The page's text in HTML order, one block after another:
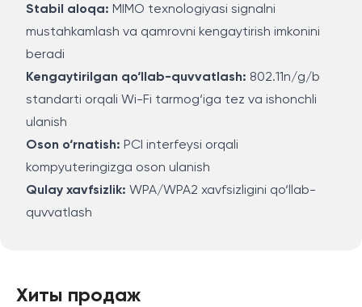
Stabil aloqa: MIMO texnologiyasi signalni
mustahkamlash va qamrovni kengaytirish imkonini
beradi
Kengaytirilgan qo‘llab-quvvatlash: 802.11n/g/b
standarti orqali Wi-Fi tarmog‘iga tez va ishonchli
ulanish
Oson o‘rnatish: PCI interfeysi orqali
kompyuteringizga oson ulanish
Qulay xavfsizlik: WPA/WPA2 xavfsizligini qo‘llab-
quvvatlash
Хиты продаж